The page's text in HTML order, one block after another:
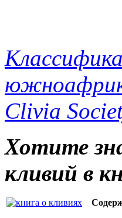
Clivia
Хотите
кливий в